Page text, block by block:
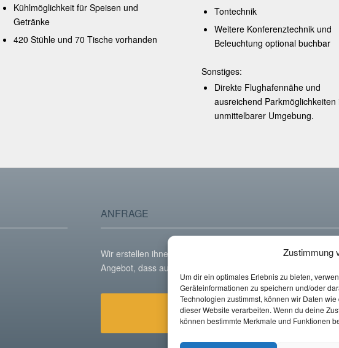
Zustimmung
Um dir ein optimales Erlebnis zu bieten,
Geräteinformationen zu speichern und/oder
Technologien zustimmst, können wir Daten
dieser Website verarbeiten. Wenn du deine
können bestimmte Merkmale und Funktionen
Kühlmöglichkeit für Speisen und
Getränke
420 Stühle und 70 Tische vorhanden
Tontechnik
Weitere Konferenztechnik und
Beleuchtung optional buchbar
Sonstiges:
Direkte Flughafennähe und
ausreichend Parkmöglichkeiten
unmittelbarer Umgebung.
ANFRAGE
Wir erstellen ihnen gerne ein individuelles und
Angebot, dass auf ihre Anforderungen zugeschnitten ist.
Anfrage